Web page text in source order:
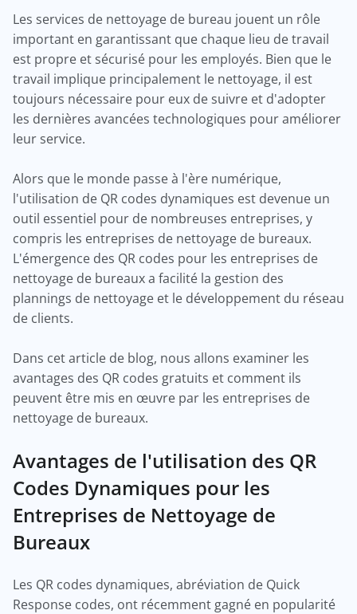
Les services de nettoyage de bureau jouent un rôle
important en garantissant que chaque lieu de travail
est propre et sécurisé pour les employés. Bien que le
travail implique principalement le nettoyage, il est
toujours nécessaire pour eux de suivre et d'adopter
les dernières avancées technologiques pour améliorer
leur service.
Alors que le monde passe à l'ère numérique,
l'utilisation de QR codes dynamiques est devenue un
outil essentiel pour de nombreuses entreprises, y
compris les entreprises de nettoyage de bureaux.
L'émergence des QR codes pour les entreprises de
nettoyage de bureaux a facilité la gestion des
plannings de nettoyage et le développement du réseau
de clients.
Dans cet article de blog, nous allons examiner les
avantages des QR codes gratuits et comment ils
peuvent être mis en œuvre par les entreprises de
nettoyage de bureaux.
Avantages de l'utilisation des QR
Codes Dynamiques pour les
Entreprises de Nettoyage de
Bureaux
Les QR codes dynamiques, abréviation de Quick
Response codes, ont récemment gagné en popularité